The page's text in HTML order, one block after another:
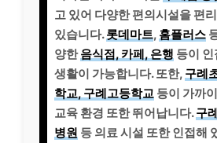
고 있어 다양한 편의시설을 편
있습니다.롯데마트, 홈플러스
양한음식점, 카페, 은행 등이
생활이 가능합니다. 또한, 구례
학교, 구례고등학교 등이 가까
교육 환경 또한 뛰어납니다.구
병원 등 의료 시설 또한 인접해